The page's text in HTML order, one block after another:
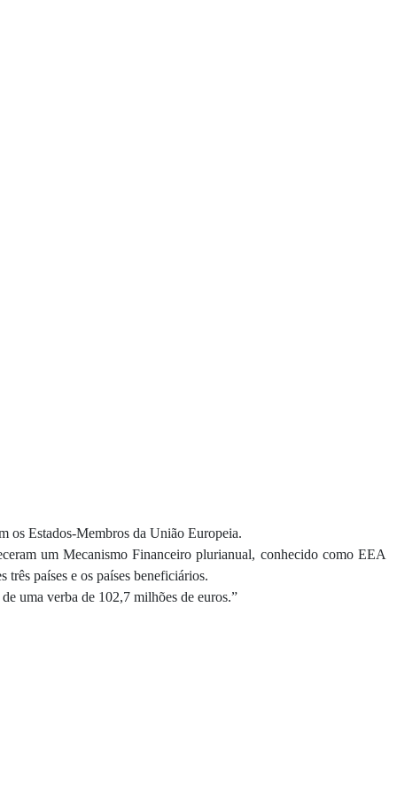
os Estados-Membros da União Europeia.
um Mecanismo Financeiro plurianual, conhecido como EEA
países e os países beneficiários.
uma verba de 102,7 milhões de euros.”